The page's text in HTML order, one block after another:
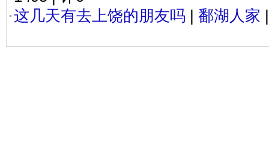
这几天有去上饶的朋友吗 | 鄱湖人家